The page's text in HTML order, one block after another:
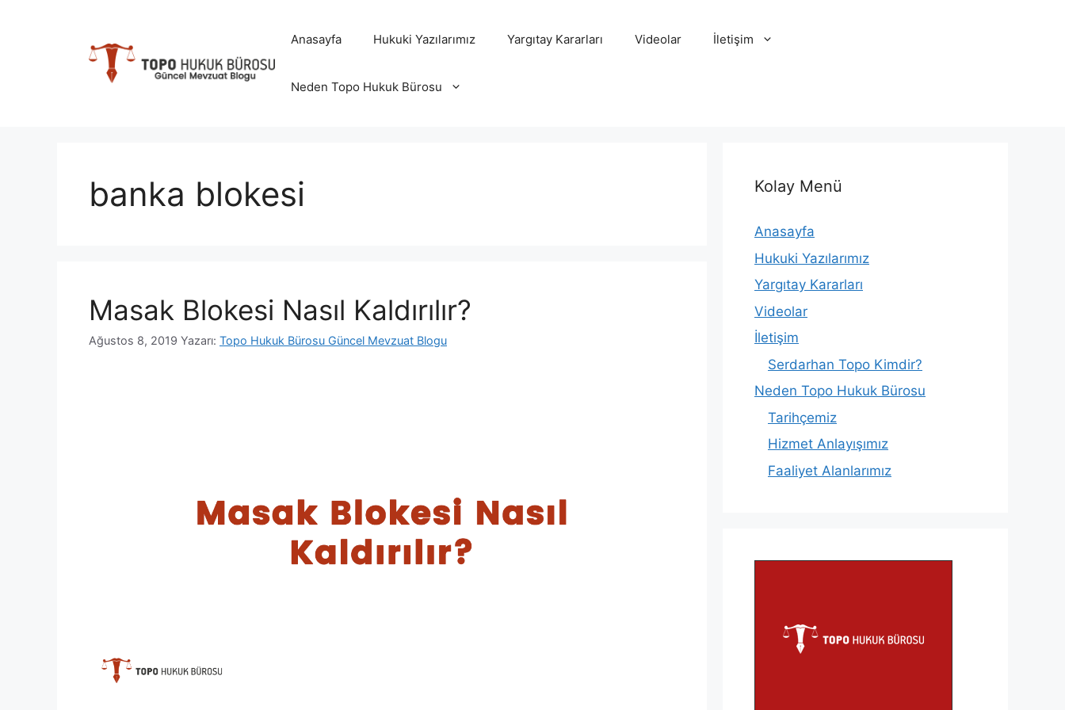
Anasayfa Hukuki Yazılarımız Yargıtay Kararları Videolar İletişim
Neden Topo Hukuk Bürosu
banka blokesi
Masak Blokesi Nasıl Kaldırılır?
Ağustos 8, 2019 Yazarı: Topo Hukuk Bürosu Güncel Mevzuat Blogu
Kolay Menü
Anasayfa
Hukuki Yazılarımız
Yargıtay Kararları
Videolar
İletişim
Serdarhan Topo Kimdir?
Neden Topo Hukuk Bürosu
Tarihçemiz
Hizmet Anlayışımız
Faaliyet Alanlarımız